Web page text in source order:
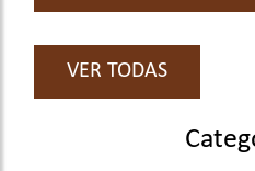
VER TODAS